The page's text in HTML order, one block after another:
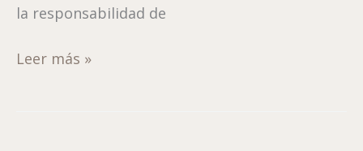
la responsabilidad de
Leer más »